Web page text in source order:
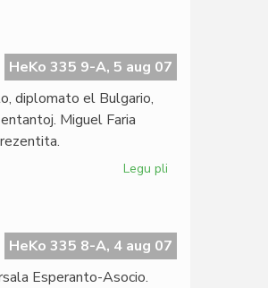
plu
regas
HeKo 335 9-A, 5 aug 07
diplomato el Bulgario,
Miguel Faria
Legu pli
afrika
reprezento
HeKo 335 8-A, 4 aug 07
Esperanto-Asocio.